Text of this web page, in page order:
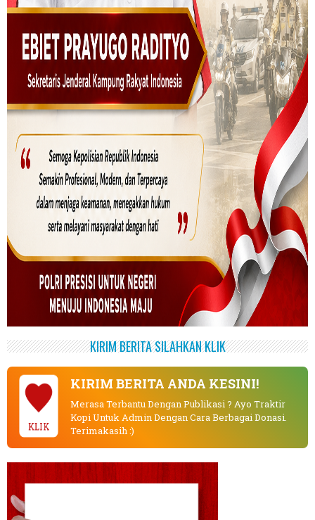
KIRIM BERITA SILAHKAN KLIK
KLIK
KIRIM BERITA ANDA KESINI!
Merasa Terbantu Dengan Publikasi ? Ayo Traktir
Kopi Untuk Admin Dengan Cara Berbagai Donasi.
Terimakasih :)